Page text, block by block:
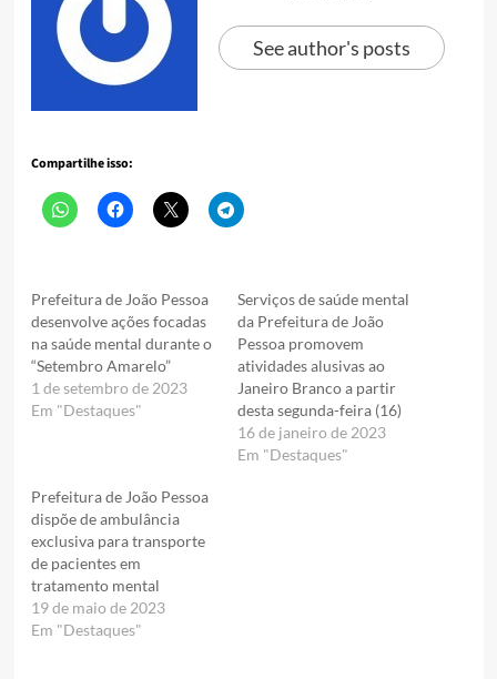
See author's posts
Compartilhe isso:
Prefeitura de João Pessoa
desenvolve ações focadas
na saúde mental durante o
“Setembro Amarelo”
1 de setembro de 2023
Em "Destaques"
Serviços de saúde mental
da Prefeitura de João
Pessoa promovem
atividades alusivas ao
Janeiro Branco a partir
desta segunda-feira (16)
16 de janeiro de 2023
Em "Destaques"
Prefeitura de João Pessoa
dispõe de ambulância
exclusiva para transporte
de pacientes em
tratamento mental
19 de maio de 2023
Em "Destaques"